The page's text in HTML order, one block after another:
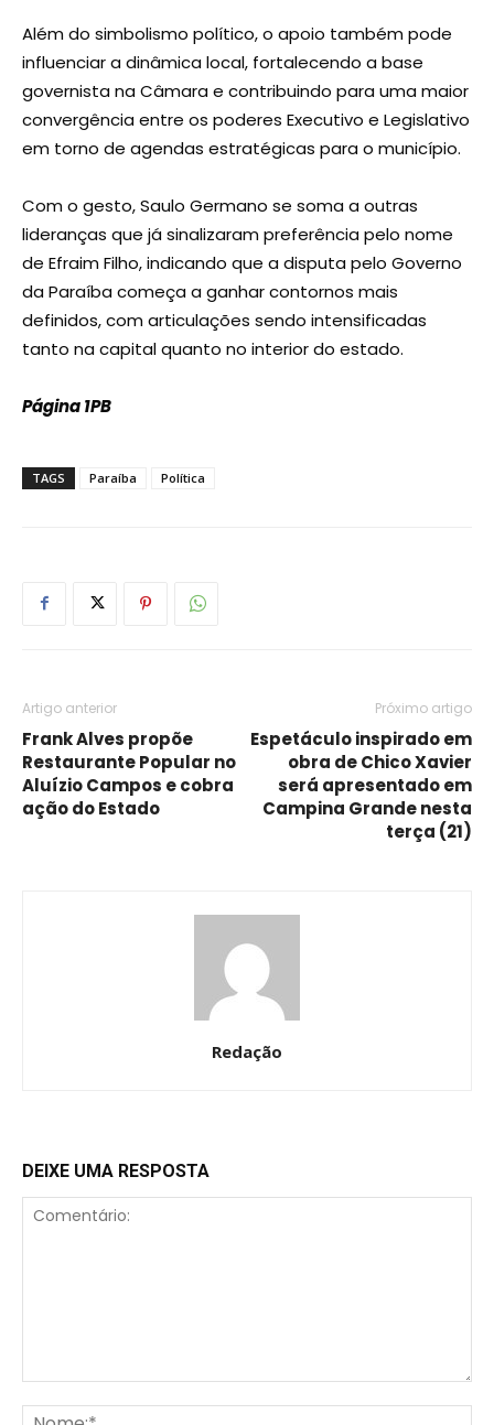
Além do simbolismo político, o apoio também pode
influenciar a dinâmica local, fortalecendo a base
governista na Câmara e contribuindo para uma maior
convergência entre os poderes Executivo e Legislativo
em torno de agendas estratégicas para o município.
Com o gesto, Saulo Germano se soma a outras
lideranças que já sinalizaram preferência pelo nome
de Efraim Filho, indicando que a disputa pelo Governo
da Paraíba começa a ganhar contornos mais
definidos, com articulações sendo intensificadas
tanto na capital quanto no interior do estado.
Página 1PB
TAGS Paraíba Política
Artigo anterior
Frank Alves propõe
Restaurante Popular no
Aluízio Campos e cobra
ação do Estado
Próximo artigo
Espetáculo inspirado em
obra de Chico Xavier
será apresentado em
Campina Grande nesta
terça (21)
Redação
DEIXE UMA RESPOSTA